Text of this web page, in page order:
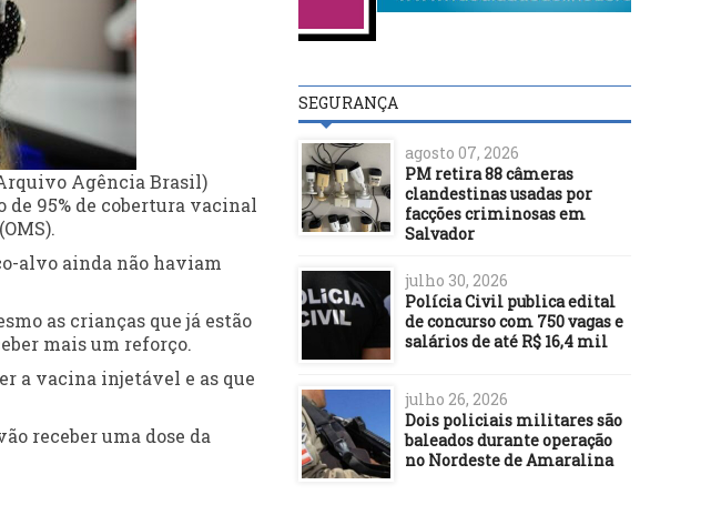
Agência Brasil)
95% de cobertura vacinal
alvo ainda não haviam
as crianças que já estão
mais um reforço.
a vacina injetável e as que
receber uma dose da
SEGURANÇA
agosto 07, 2026
PM retira 88 câmeras
clandestinas usadas por
facções criminosas em
Salvador
julho 30, 2026
Polícia Civil publica edital
de concurso com 750 vagas e
salários de até R$ 16,4 mil
julho 26, 2026
Dois policiais militares são
baleados durante operação
no Nordeste de Amaralina